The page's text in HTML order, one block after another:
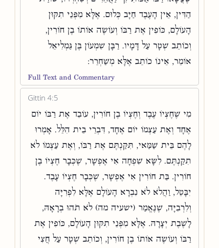
הַדִּין, אֵין הָעֶבֶד חַיָּב כְּלוּם. אֶלָּא מִפְּנֵי תִקּוּן
הָעוֹלָם, כּוֹפִין אֶת רַבּוֹ וְעוֹשֶׂה אוֹתוֹ בֶן חוֹרִין,
וְכוֹתֵב שְׁטָר עַל דָּמָיו. רַבָּן שִׁמְעוֹן בֶּן גַּמְלִיאֵל
אוֹמֵר, אֵינוֹ כוֹתֵב אֶלָּא מְשַׁחְרֵר:
Full Text and Commentary
Gittin 4:5
מִי שֶׁחֶצְיוֹ עֶבֶד וְחֶצְיוֹ בֶן חוֹרִין, עוֹבֵד אֶת רַבּוֹ יוֹם
אֶחָד וְאֶת עַצְמוֹ יוֹם אֶחָד, דִּבְרֵי בֵית הִלֵּל. אָמְרוּ
לָהֶם בֵּית שַׁמַּאי, תִּקַּנְתֶּם אֶת רַבּוֹ, וְאֶת עַצְמוֹ לֹא
תִקַּנְתֶּם. לִשָּׂא שִׁפְחָה אִי אֶפְשָׁר, שֶׁכְּבָר חֶצְיוֹ בֶן
חוֹרִין. בַּת חוֹרִין אִי אֶפְשָׁר, שֶׁכְּבָר חֶצְיוֹ עָבֶד.
יִבָּטֵל, וַהֲלֹא לֹא נִבְרָא הָעוֹלָם אֶלָּא לִפְרִיָּה
וְלִרְבִיָּה, שֶׁנֶּאֱמַר (ישעיה מה) לֹא תֹהוּ בְרָאָהּ,
לָשֶׁבֶת יְצָרָהּ. אֶלָּא מִפְּנֵי תִקּוּן הָעוֹלָם, כּוֹפִין אֶת
רַבּוֹ וְעוֹשֶׂה אוֹתוֹ בֶן חוֹרִין, וְכוֹתֵב שְׁטָר עַל חֲצִי